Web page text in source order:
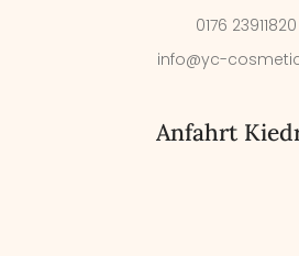
0176 23911820
info@yc-
Anfahrt